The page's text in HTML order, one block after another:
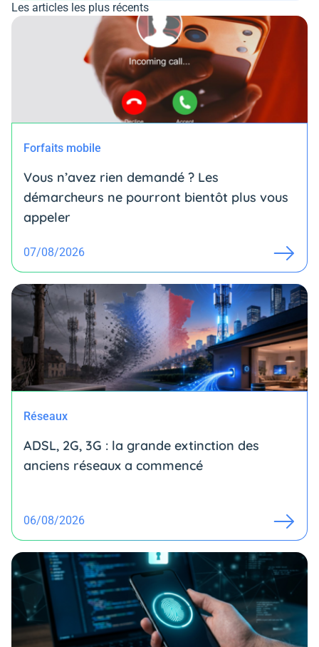
Les articles les plus récents
Forfaits mobile
Vous n’avez rien demandé ? Les
démarcheurs ne pourront bientôt plus vous
appeler
07/08/2026
Réseaux
ADSL, 2G, 3G : la grande extinction des
anciens réseaux a commencé
06/08/2026